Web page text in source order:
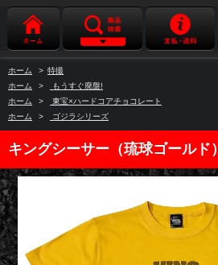
ホーム > 特撮
ホーム
>
もうすぐ廃盤!
ホーム
>
東宝×ハードコアチョコレート
ホーム
> ゴジラシリーズ
キングシーサー（琉球ゴールド）